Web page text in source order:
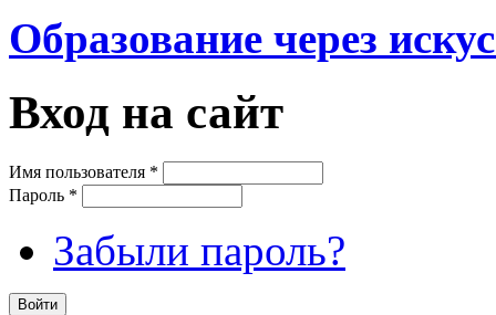
Образование через
Вход на сайт
Имя пользователя *
Пароль *
Забыли пароль?